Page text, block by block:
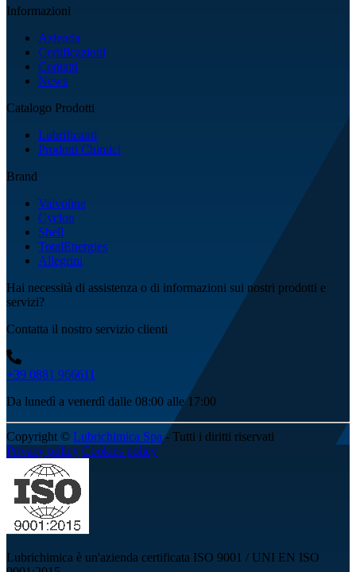
Informazioni
Azienda
Certificazioni
Contatti
News
Catalogo Prodotti
Lubrificanti
Prodotti Chimici
Brand
Valvoline
Cyclon
Shell
TotalEnergies
Allegrini
Hai necessità di assistenza o di informazioni sui nostri prodotti e
servizi?
Contatta il nostro servizio clienti
+39 0881 966611
Da lunedì a venerdì dalle 08:00 alle 17:00
Copyright © Lubrichimica Spa- Tutti i diritti riservati
Privacy policy Cookies policy
Lubrichimica è un'azienda certificata ISO 9001 / UNI EN ISO